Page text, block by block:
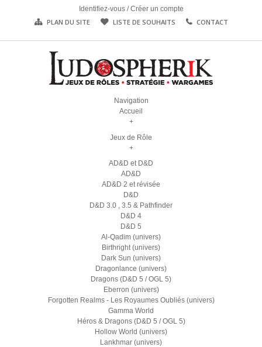
Identifiez-vous /Créer un compte
PLAN DU SITE LISTE DE SOUHAITS CONTACT
Navigation
Accueil
+
Jeux de Rôle
+
AD&D et D&D
AD&D
AD&D 2 et révisée
D&D
D&D 3.0 , 3.5 & Pathfinder
D&D 4
D&D 5
Al-Qadim (univers)
Birthright (univers)
Dark Sun (univers)
Dragonlance (univers)
Dragons (D&D 5 / OGL 5)
Eberron (univers)
Forgotten Realms - Les Royaumes Oubliés (univers)
Gamma World
Héros & Dragons (D&D 5 / OGL 5)
Hollow World (univers)
Lankhmar (univers)